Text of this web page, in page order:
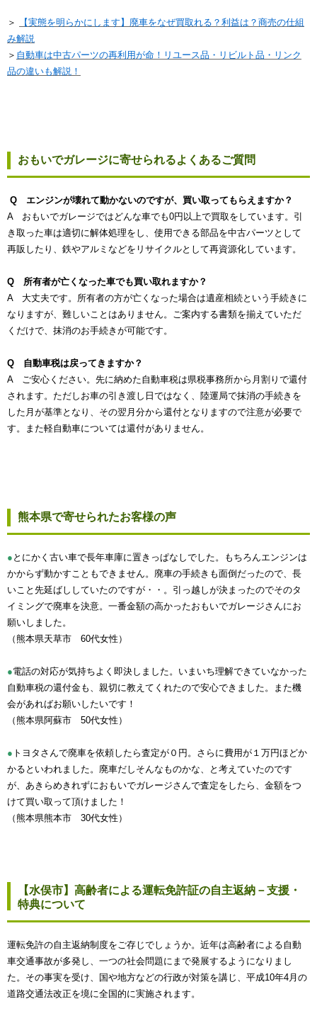
＞
【実態を明らかにします】廃車をなぜ買取れる？利益は？商売の仕組
み解説
＞ 自動車は中古パーツの再利用が命！リユース品・リビルト品・リンク
品の違いも解説！
おもいでガレージに寄せられるよくあるご質問
Q エンジンが壊れて動かないのですが、買い取ってもらえますか？
A おもいでガレージではどんな車でも0円以上で買取をしています。引
き取った車は適切に解体処理をし、使用できる部品を中古パーツとして
再販したり、鉄やアルミなどをリサイクルとして再資源化しています。
Q 所有者が亡くなった車でも買い取れますか？
A 大丈夫です。所有者の方が亡くなった場合は遺産相続という手続きに
なりますが、難しいことはありません。ご案内する書類を揃えていただ
くだけで、抹消のお手続きが可能です。
Q 自動車税は戻ってきますか？
A ご安心ください。先に納めた自動車税は県税事務所から月割りで還付
されます。ただしお車の引き渡し日ではなく、陸運局で抹消の手続きを
した月が基準となり、その翌月分から還付となりますので注意が必要で
す。また軽自動車については還付がありません。
熊本県で寄せられたお客様の声
● とにかく古い車で長年車庫に置きっぱなしでした。もちろんエンジンは
かからず動かすこともできません。廃車の手続きも面倒だったので、長
いこと先延ばししていたのですが・・。引っ越しが決まったのでそのタ
イミングで廃車を決意。一番金額の高かったおもいでガレージさんにお
願いしました。
（熊本県天草市 60代女性）
●電話の対応が気持ちよく即決しました。いまいち理解できていなかった
自動車税の還付金も、親切に教えてくれたので安心できました。また機
会があればお願いしたいです！
（熊本県阿蘇市 50代女性）
● トヨタさんで廃車を依頼したら査定が０円。さらに費用が１万円ほどか
かるといわれました。廃車だしそんなものかな、と考えていたのです
が、あきらめきれずにおもいでガレージさんで査定をしたら、金額をつ
けて買い取って頂けました！
（熊本県熊本市 30代女性）
【水俣市】高齢者による運転免許証の自主返納－支援・
特典について
運転免許の自主返納制度をご存じでしょうか。近年は高齢者による自動
車交通事故が多発し、一つの社会問題にまで発展するようになりまし
た。その事実を受け、国や地方などの行政が対策を講じ、平成10年4月の
道路交通法改正を境に全国的に実施されます。